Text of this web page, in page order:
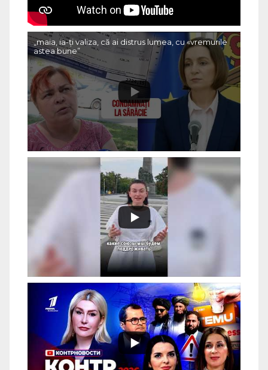
„maia, ia-ți valiza, că ai distrus lumea, cu «vremurile
astea bune”